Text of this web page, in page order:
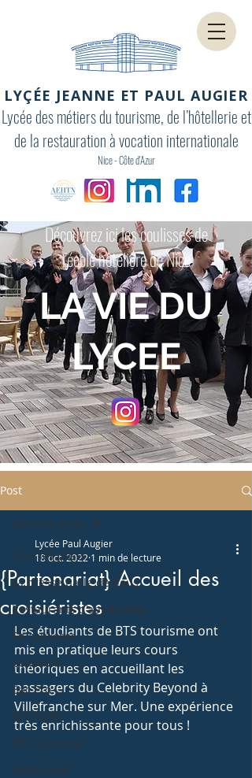
LYÇÉE JEANNE ET PAUL AUGIER
Lycée des métiers du tourisme, de l’hôtellerie et
de la restauration à vocation internationale
Nice - Côte d'Azur
Découvrez ici les coulisses de
l'école hôtelière de Nice
LA VIE DU
LYCEE
Post
Tous les posts
La presse parle de nous
Restaurants d'application
En coulisses
Concours
Bac Pro
BTS MHR
BTS Tourisme
Partenariat
Tous les posts
{Partenariat} Accueil des
croisiéristes
Lycée Paul Augier
18 oct. 2022 1 min de lecture
Les étudiants de BTS tourisme ont
mis en pratique leurs cours
théoriques en accueillant les
passagers du Celebrity Beyond à
Villefranche sur Mer. Une expérience
très enrichissante pour tous !